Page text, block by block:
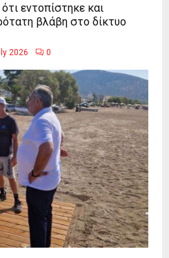
εντοπίστηκε και
βλάβη στο δίκτυο
2026 0